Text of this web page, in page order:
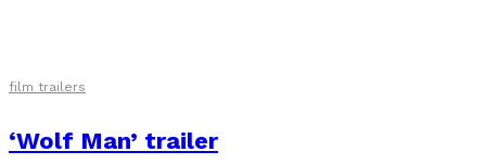
film trailers
‘Wolf Man’ trailer